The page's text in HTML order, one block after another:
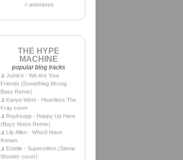
< anteriores
THE HYPE
MACHINE
popular blog tracks
♫ Justice - We Are Your
Friends (Something Wrong
Bass Remix)
♫ Kanye West - Heartless The
Fray cover
♫ Royksopp - Happy Up Here
(Boyz Noize Remix)
♫ Lily Allen - Who'd Have
Known
♫ Estelle - Superstition (Stevie
Wonder cover)